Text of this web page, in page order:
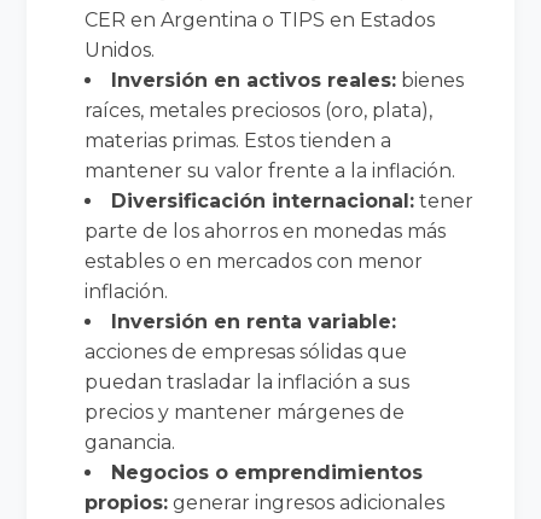
CER en Argentina o TIPS en Estados
Unidos.
Inversión en activos reales: bienes
raíces, metales preciosos (oro, plata),
materias primas. Estos tienden a
mantener su valor frente a la inflación.
Diversificación internacional: tener
parte de los ahorros en monedas más
estables o en mercados con menor
inflación.
Inversión en renta variable:
acciones de empresas sólidas que
puedan trasladar la inflación a sus
precios y mantener márgenes de
ganancia.
Negocios o emprendimientos
propios: generar ingresos adicionales